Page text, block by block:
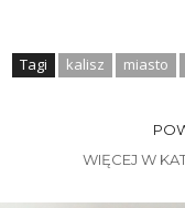
Tagi kalisz miasto
WIĘCEJ W